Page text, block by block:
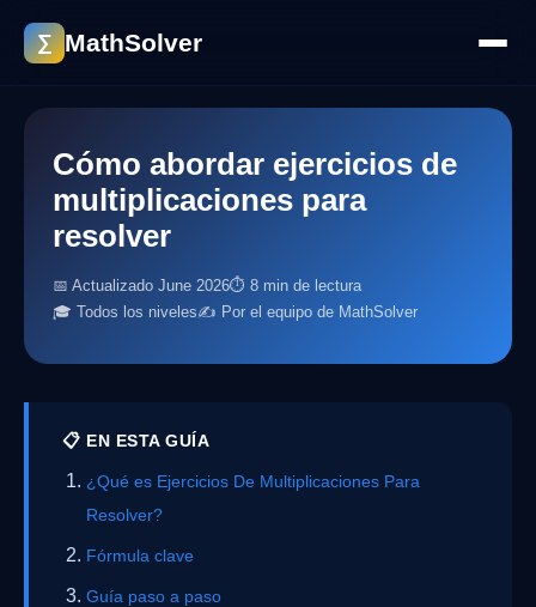
∑ MathSolver
Cómo abordar ejercicios de
multiplicaciones para
resolver
📅 Actualizado June 2026⏱ 8 min de lectura
🎓 Todos los niveles✍️ Por el equipo de MathSolver
📋 EN ESTA GUÍA
¿Qué es Ejercicios De Multiplicaciones Para
Resolver?
Fórmula clave
Guía paso a paso